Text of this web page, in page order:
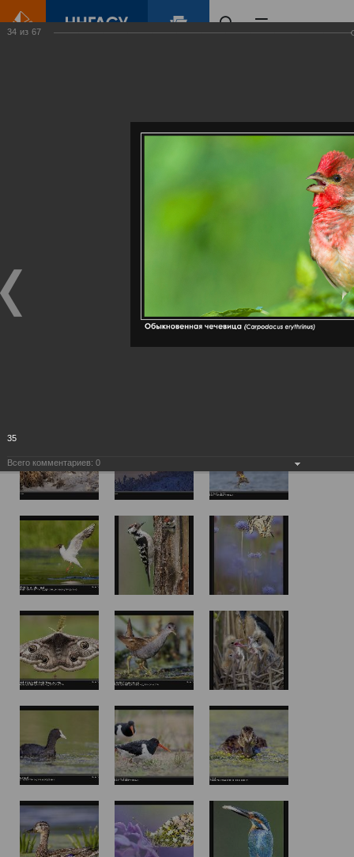
34 из 67
35
Всего комментариев: 0